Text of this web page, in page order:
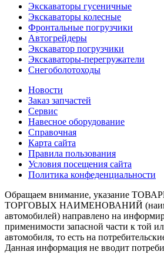
Экскаваторы гусеничные
Экскаваторы колесные
Фронтальные погрузчики
Автогрейдеры
Экскаватор погрузчики
Экскаваторы-перегружатели
Снегоболотоходы
Новости
Заказ запчастей
Сервис
Навесное оборудование
Справочная
Карта сайта
Правила пользования
Условия посещения сайта
Политика конфеденциальности
Обращаем внимание, указание
ТОРГОВЫХ НАИМЕНОВАНИЙ
автомобилей) направлено на
применимости запасной части к той
автомобиля, то есть на
Данная информация не вводит